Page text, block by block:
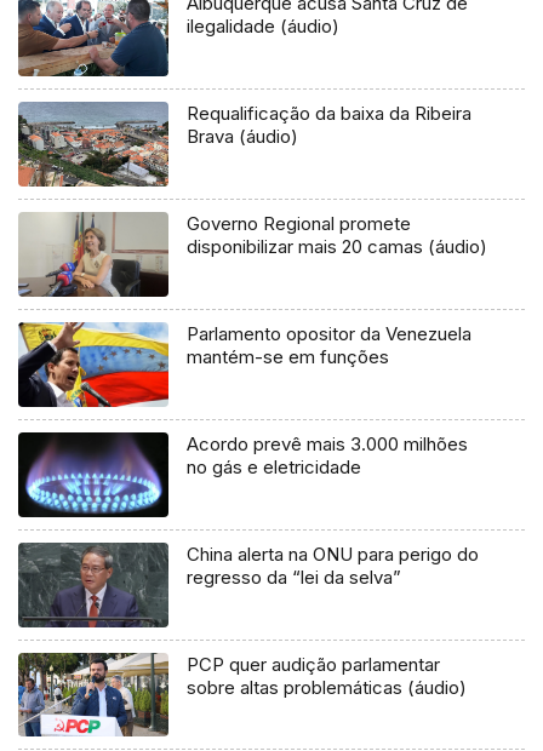
ilegalidade (áudio)
Requalificação da baixa da Ribeira
Brava (áudio)
Governo Regional promete
disponibilizar mais 20 camas (áudio)
Parlamento opositor da Venezuela
mantém-se em funções
Acordo prevê mais 3.000 milhões
no gás e eletricidade
China alerta na ONU para perigo do
regresso da “lei da selva”
PCP quer audição parlamentar
sobre altas problemáticas (áudio)